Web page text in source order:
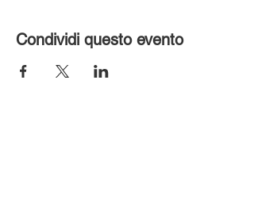
Condividi questo evento